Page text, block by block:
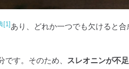
[1]あり、どれか一つでも欠けると合
す。そのため、
スレオニンが不